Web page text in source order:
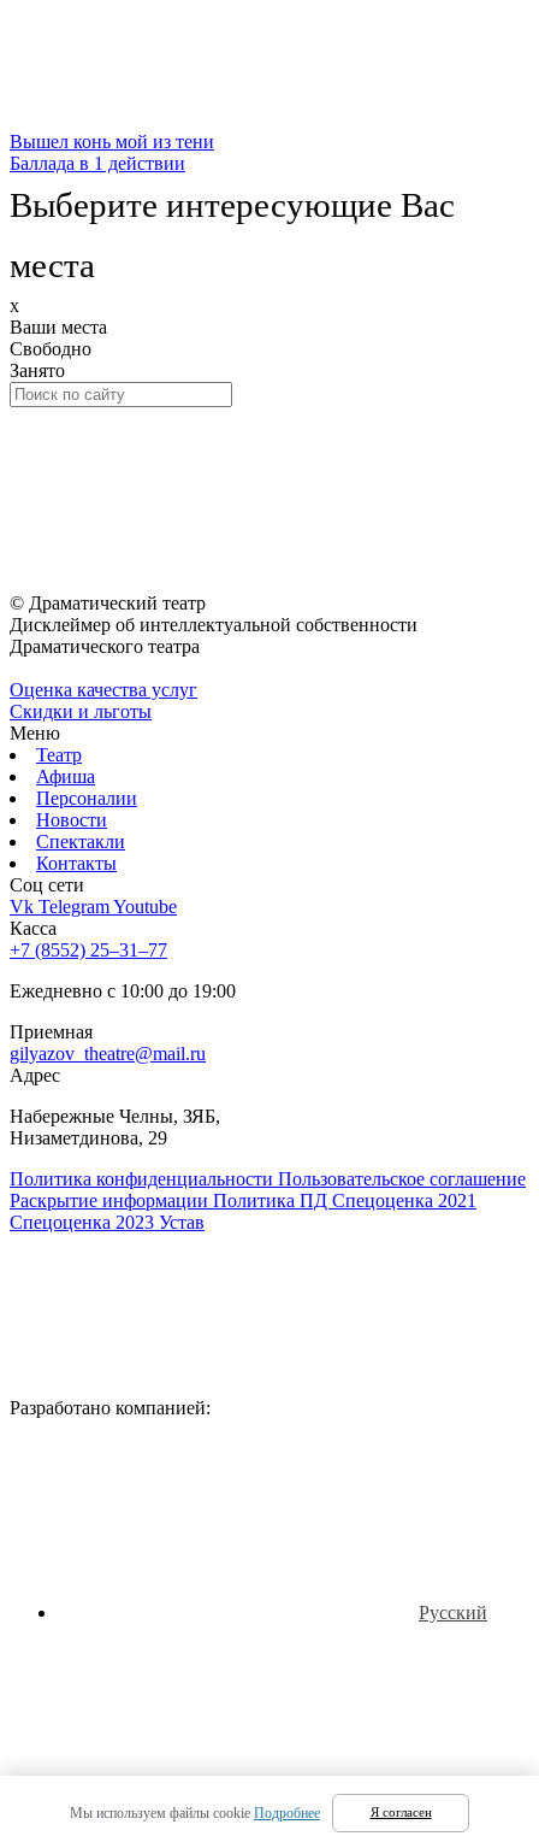
Вышел конь мой из тени
Баллада в 1 действии
Выберите интересующие Вас
места
x
Ваши места
Свободно
Занято
© Драматический театр
Дисклеймер об интеллектуальной собственности
Драматического театра
Оценка качества услуг
Скидки и льготы
Меню
Театр
Афиша
Персоналии
Новости
Спектакли
Контакты
Соц cети
Vk TelegramYoutube
Касса
+7 (8552) 25‒31‒77
Ежедневно с 10:00 до 19:00
Приемная
gilyazov_theatre@mail.ru
Адрес
​Набережные Челны, ЗЯБ,
Низаметдинова, 29
Политика конфиденциальности Пользовательское соглашение
Раскрытие информации Политика ПД Спецоценка 2021
Спецоценка 2023 Устав
Разработано компанией:
Мы используем файлы cookie Подробнее Я согласен
Русский
Татарский
Татарский)